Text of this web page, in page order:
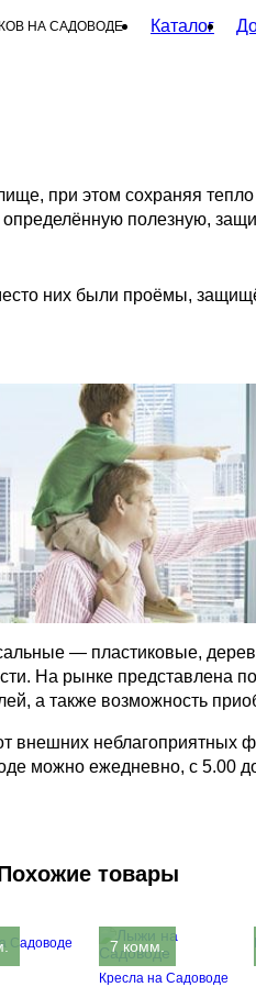
НА САДОВОДЕ Каталог
при этом сохраняя
полезную,
них были проёмы,
— пластиковые,
На рынке представлена
а также возможность
внешних неблагоприятных
можно ежедневно, с 5.00
товары
Садоводе 7 комм.
Кресла на Садоводе